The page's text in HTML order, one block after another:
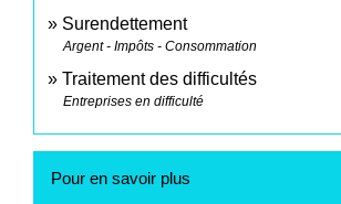
Surendettement
Argent - Impôts - Consommation
Traitement des difficultés
Entreprises en difficulté
Pour en savoir plus